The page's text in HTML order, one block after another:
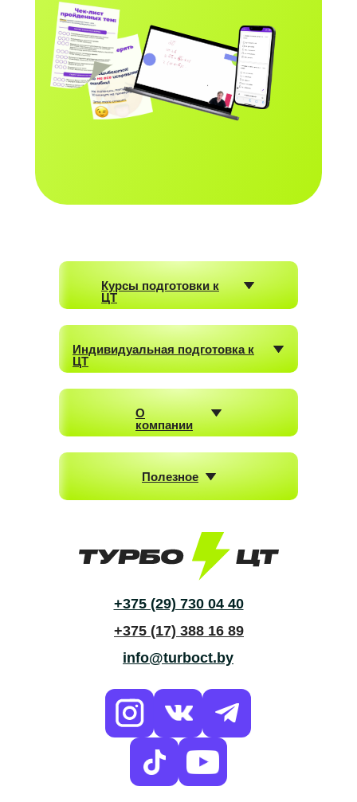
отправим уже
сегодня
Получить бесплатный
курс
Курсы подготовки к
ЦТ
Индивидуальная подготовка к
ЦТ
О
компании
Полезное
+375 (29) 730 04 40
+375 (17) 388 16 89
info@turboct.by